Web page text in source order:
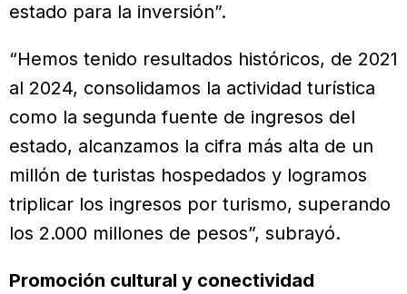
estado para la inversión”.
“Hemos tenido resultados históricos, de 2021
al 2024, consolidamos la actividad turística
como la segunda fuente de ingresos del
estado, alcanzamos la cifra más alta de un
millón de turistas hospedados y logramos
triplicar los ingresos por turismo, superando
los 2.000 millones de pesos”, subrayó.
Promoción cultural y conectividad